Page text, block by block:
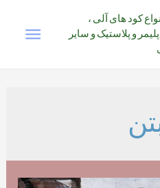
کود های آلی ،
و پلاستیک و سایر